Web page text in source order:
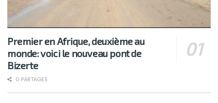
Premier en Afrique, deuxième au
monde: voici le nouveau pont de
Bizerte
0 PARTAGES